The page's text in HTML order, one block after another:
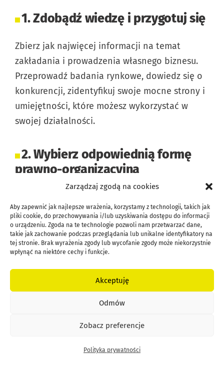
Zarządzaj zgodą na cookies
Aby zapewnić jak najlepsze wrażenia, korzystamy z technologii, takich jak
pliki cookie, do przechowywania i/lub uzyskiwania dostępu do informacji
o urządzeniu. Zgoda na te technologie pozwoli nam przetwarzać dane,
takie jak zachowanie podczas przeglądania lub unikalne identyfikatory na
tej stronie. Brak wyrażenia zgody lub wycofanie zgody może niekorzystnie
wpłynąć na niektóre cechy i funkcje.
Akceptuję
Odmów
Zobacz preferencje
Polityka prywatności
1. Zdobądź wiedzę i przygotuj się
Zbierz jak najwięcej informacji na temat
zakładania i prowadzenia własnego biznesu.
Przeprowadź badania rynkowe, dowiedz się o
konkurencji, zidentyfikuj swoje mocne strony i
umiejętności, które możesz wykorzystać w
swojej działalności.
2. Wybierz odpowiednią formę
prawno-organizacyjną
organizacyjna najlepiej odpowiada twoim
potrzebom i celom biznesowym. Przeczytaj
artykuły podlinkowane w tym tekście, aby
dokonać właściwego wyboru.
3. Znajdź wsparcie finansowe
wsparcia finansowego dla osób
niepełnosprawnych, które zostały wymienione